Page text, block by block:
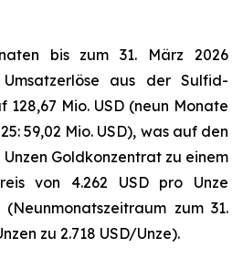
bis zum 31. März 2026
aus der Sulfid-
Mio. USD (neun Monate
59,02 Mio. USD), was auf den
Goldkonzentrat zu einem
von 4.262 USD pro Unze
zum 31.
zu 2.718 USD/Unze).